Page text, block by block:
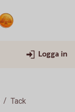
Logga in
Tack